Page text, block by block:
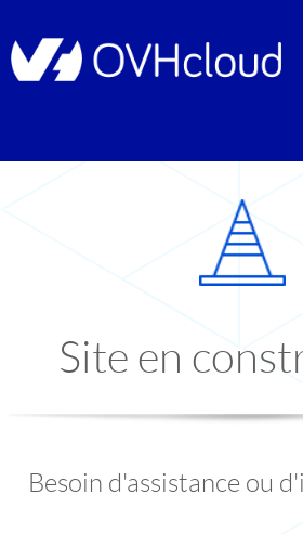
Site en
Besoin d'assistance ou